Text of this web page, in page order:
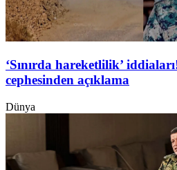
‘Sınırda hareketlilik’
cephesinden açıklama
Dünya